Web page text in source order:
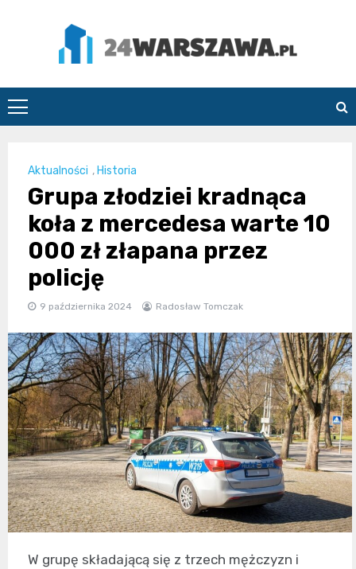
24Warszawa.pl
Aktualności , Historia
Grupa złodziei kradnąca
koła z mercedesa warte 10
000 zł złapana przez
policję
9 października 2024 Radosław Tomczak
W grupę składającą się z trzech mężczyzn i